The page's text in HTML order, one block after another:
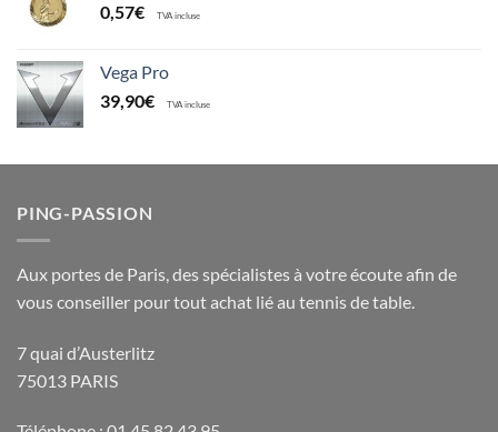
0,57€ TVA incluse
Vega Pro
39,90€ TVA incluse
PING-PASSION
Aux portes de Paris, des spécialistes à votre écoute afin de
vous conseiller pour tout achat lié au tennis de table.
7 quai d’Austerlitz
75013 PARIS